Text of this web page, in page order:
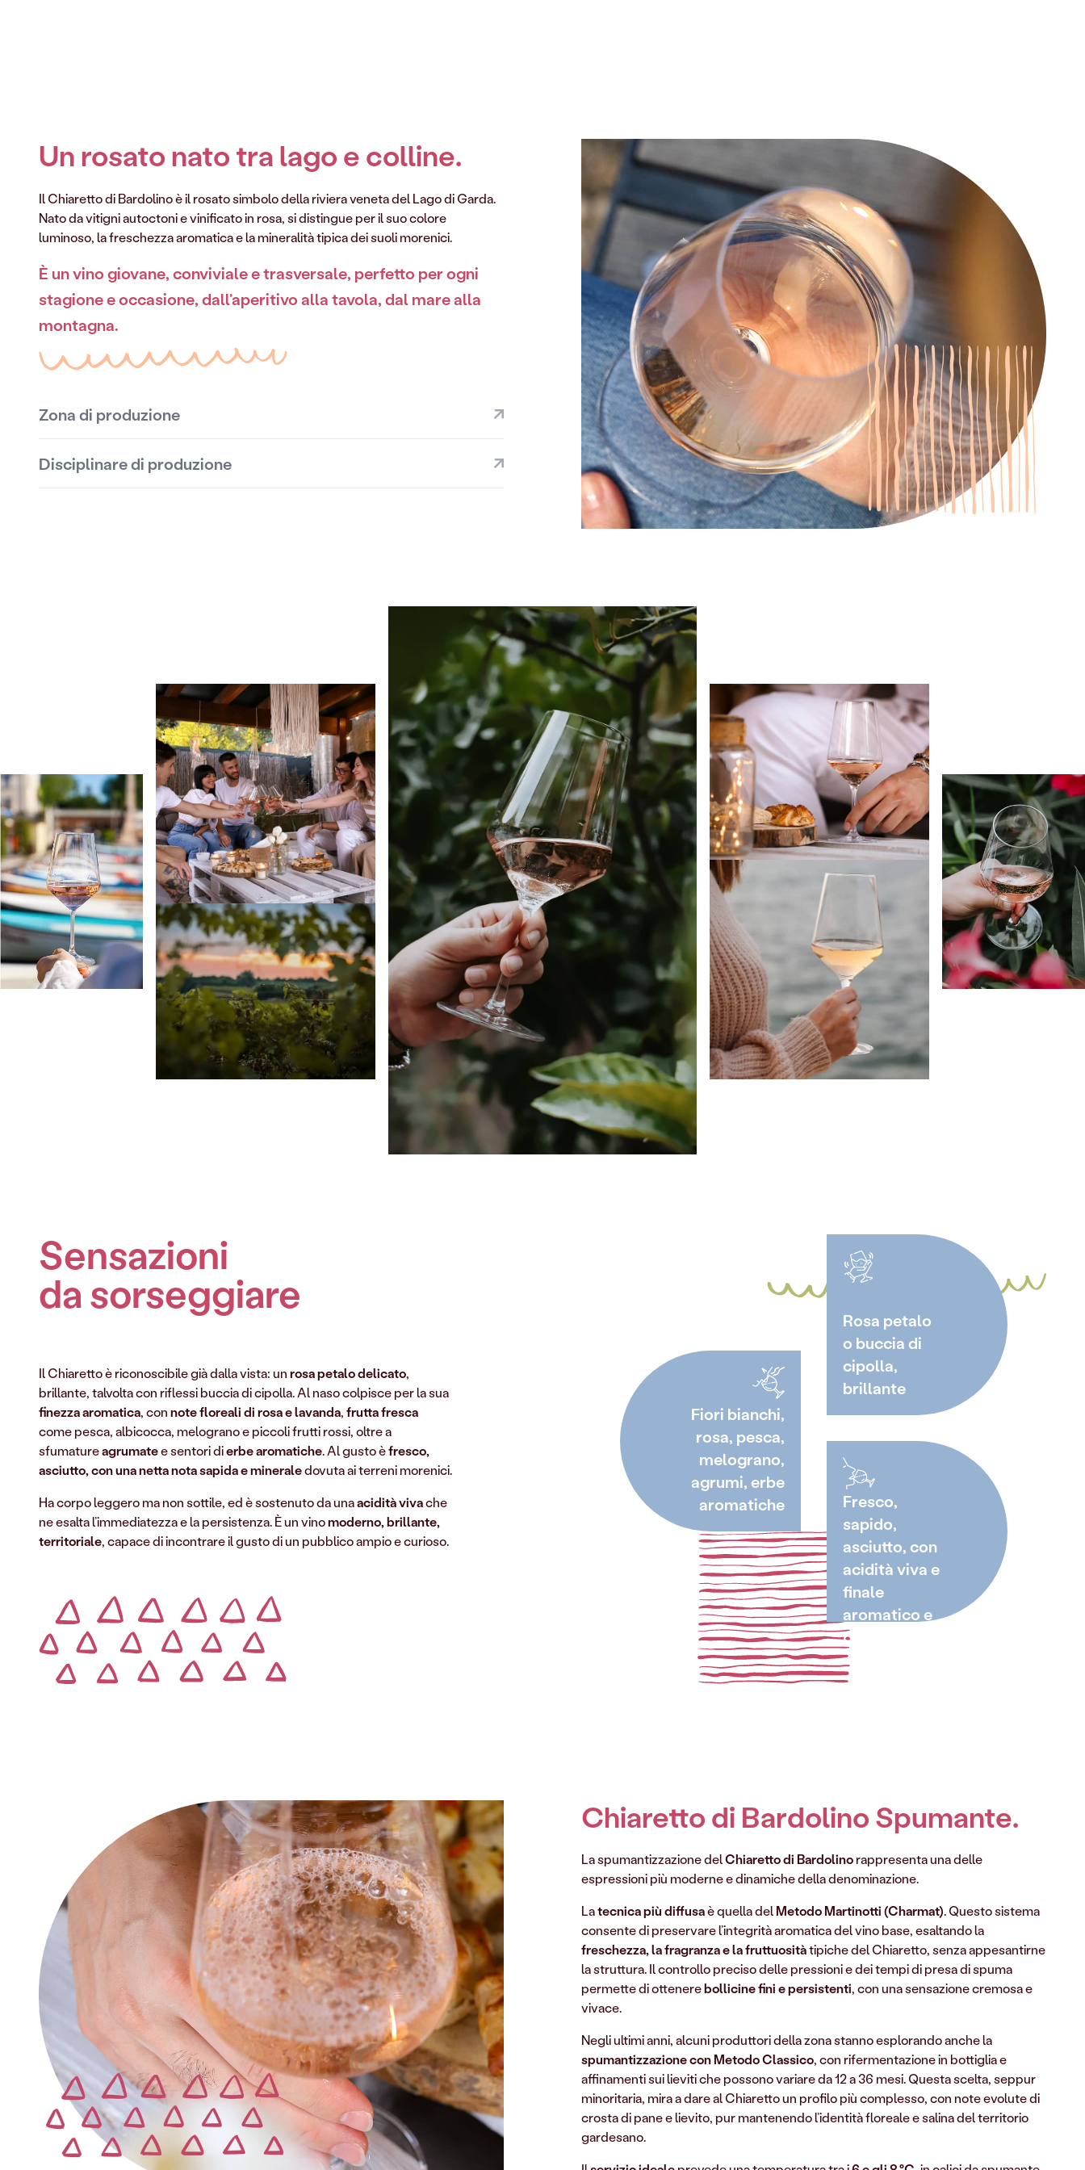
Un rosato nato tra lago e colline.
Il Chiaretto di Bardolino è il rosato simbolo della riviera veneta del Lago di Garda.
Nato da vitigni autoctoni e vinificato in rosa, si distingue per il suo colore
luminoso, la freschezza aromatica e la mineralità tipica dei suoli morenici.
È un vino giovane, conviviale e trasversale, perfetto per ogni
stagione e occasione, dall’aperitivo alla tavola, dal mare alla
montagna.
Zona di produzione
Disciplinare di produzione
Sensazioni
da sorseggiare
Il Chiaretto è riconoscibile già dalla vista: unrosa petalo delicato,
brillante, talvolta con riflessi buccia di cipolla. Al naso colpisce per la sua
finezza aromatica, connote floreali di rosa e lavanda,frutta fresca
come pesca, albicocca, melograno e piccoli frutti rossi, oltre a
sfumatureagrumatee sentori dierbe aromatiche. Al gusto èfresco,
asciutto, con una netta nota sapida e mineraledovuta ai terreni morenici.
Ha corpo leggero ma non sottile, ed è sostenuto da unaacidità vivache
ne esalta l’immediatezza e la persistenza. È un vinomoderno, brillante,
territoriale, capace di incontrare il gusto di un pubblico ampio e curioso.
Rosa petalo
o buccia di
cipolla,
brillante
Fiori bianchi,
rosa, pesca,
melograno,
agrumi, erbe
aromatiche
Fresco,
sapido,
asciutto, con
acidità viva e
finale
aromatico e
persistente
Chiaretto di Bardolino Spumante.
La spumantizzazione delChiaretto di Bardolinorappresenta una delle
espressioni più moderne e dinamiche della denominazione.
Latecnica più diffusaè quella delMetodo Martinotti (Charmat). Questo sistema
consente di preservare l’integrità aromatica del vino base, esaltando la
freschezza, la fragranza e la fruttuositàtipiche del Chiaretto, senza appesantirne
la struttura. Il controllo preciso delle pressioni e dei tempi di presa di spuma
permette di ottenerebollicine fini e persistenti, con una sensazione cremosa e
vivace.
Negli ultimi anni, alcuni produttori della zona stanno esplorando anche la
spumantizzazione con Metodo Classico, con rifermentazione in bottiglia e
affinamenti sui lieviti che possono variare da 12 a 36 mesi. Questa scelta, seppur
minoritaria, mira a dare al Chiaretto un profilo più complesso, con note evolute di
crosta di pane e lievito, pur mantenendo l’identità floreale e salina del territorio
gardesano.